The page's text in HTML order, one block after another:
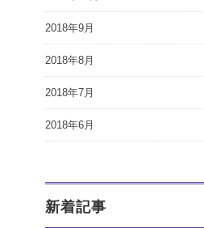
2018年9月
2018年8月
2018年7月
2018年6月
新着記事